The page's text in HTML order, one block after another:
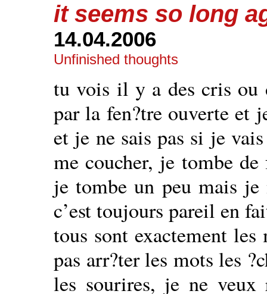
it seems so long
14.04.2006
Unfinished thoughts
tu vois il y a des cris ou
par la fen?tre ouverte et
et je ne sais pas si je
me coucher, je tombe
je tombe un peu mais
c’est toujours pareil en
tous sont exactement
pas arr?ter les mots les
les sourires, je ne veux